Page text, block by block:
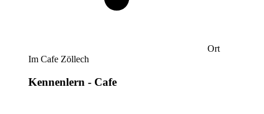
Ort
Im Cafe Zöllech
Kennenlern - Cafe